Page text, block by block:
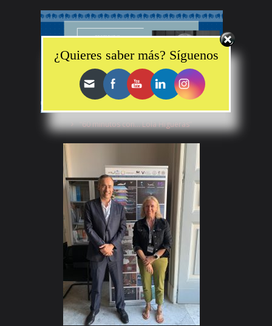
“60 minutos con… Lola Higueras”
¿Quieres saber más? Síguenos
Set Youtube Channel ID